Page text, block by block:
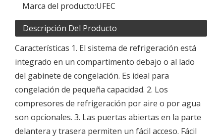
Marca del producto:UFEC
Descripción Del Producto
Características 1. El sistema de refrigeración está
integrado en un compartimento debajo o al lado
del gabinete de congelación. Es ideal para
congelación de pequeña capacidad. 2. Los
compresores de refrigeración por aire o por agua
son opcionales. 3. Las puertas abiertas en la parte
delantera y trasera permiten un fácil acceso. Fácil